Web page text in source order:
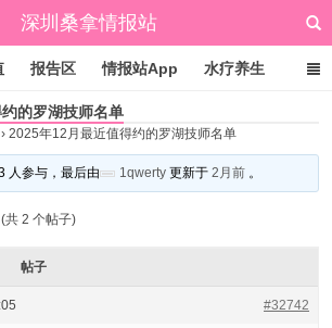
深圳桑拿情报站
报告区 情报站App 水疗养生
广州桑拿情报站
的罗湖技师名单
› 2025年12月最近值得约的罗湖技师名单
人参与，最后由 1qwerty 更新于2月前 。
共 2 个帖子)
帖子
#32742